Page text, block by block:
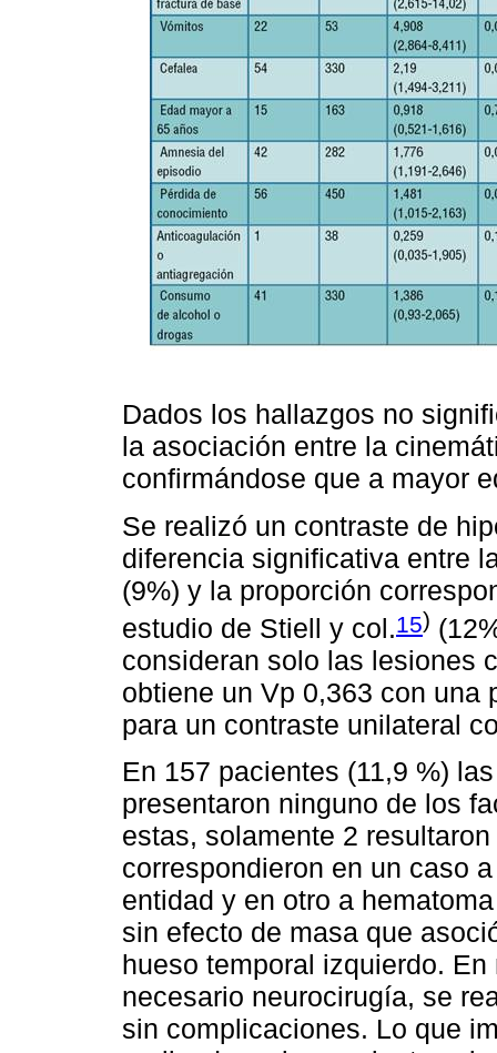
Dados los hallazgos no
la asociación entre la
confirmándose que a mayor
Se realizó un contraste de
diferencia significativa entre
(9%) y la proporción
estudio de Stiell y col.15)
consideran solo las lesiones
obtiene un Vp 0,363 con una
para un contraste unilateral
En 157 pacientes (11,9 %)
presentaron ninguno de los
estas, solamente 2
correspondieron en un caso
entidad y en otro a
sin efecto de masa que
hueso temporal izquierdo.
necesario neurocirugía, se
sin complicaciones. Lo que